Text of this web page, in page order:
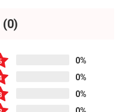
(0)
0%
0%
0%